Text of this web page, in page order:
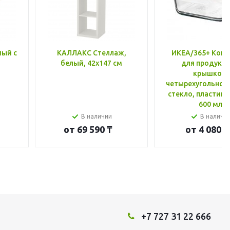
с
КАЛЛАКС Стеллаж,
белый, 42x147 см
В наличии
от 69 590 ₸
ИКЕА/365+
для
крышкой,
стекло, пластик
600 мл
В
от 4 080 ₸
+7 727 31 22 666